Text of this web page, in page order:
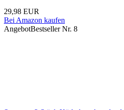
29,98 EUR
Bei Amazon kaufen
AngebotBestseller Nr. 8